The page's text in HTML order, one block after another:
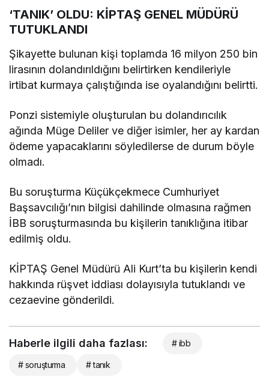
‘TANIK’ OLDU: KİPTAŞ GENEL MÜDÜRÜ
TUTUKLANDI
Şikayette bulunan kişi toplamda 16 milyon 250 bin
lirasının dolandırıldığını belirtirken kendileriyle
irtibat kurmaya çalıştığında ise oyalandığını belirtti.
Ponzi sistemiyle oluşturulan bu dolandırıcılık
ağında Müge Deliler ve diğer isimler, her ay kardan
ödeme yapacaklarını söyledilerse de durum böyle
olmadı.
Bu soruşturma Küçükçekmece Cumhuriyet
Başsavcılığı’nın bilgisi dahilinde olmasına rağmen
İBB soruşturmasında bu kişilerin tanıklığına itibar
edilmiş oldu.
KİPTAŞ Genel Müdürü Ali Kurt’ta bu kişilerin kendi
hakkında rüşvet iddiası dolayısıyla tutuklandı ve
cezaevine gönderildi.
Haberle ilgili daha fazlası: # ibb
# soruşturma # tanık